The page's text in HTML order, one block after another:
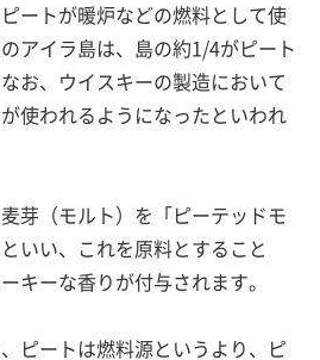
ートが暖炉などの燃料として使
アイラ島は、島の約1/4がピート
お、ウイスキーの製造において
使われるようになったといわれ
芽（モルト）を「ピーテッドモ
いい、これを原料とすること
キーな香りが付与されます。
ピートは燃料源というより、ピ